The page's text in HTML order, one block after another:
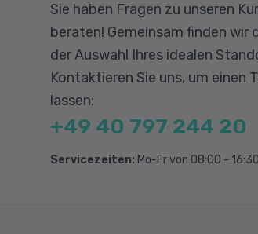
Network Traffic
Governance and
Data Services
Entwerfen von
Entwerfen von
Entwerfen von Lösungen
Zwingend erforderlich sind
sowie im Bereich der
Fachinformatiker:in -
jedoch von Vorteil.
Sie haben Fragen zu unseren
beraten! Gemeinsam finden wir
der Auswahl Ihres idealen
Kontaktieren Sie uns, um einen
lassen:
+49 40 797 244 20
Servicezeiten: Mo-Fr von 08:00 -